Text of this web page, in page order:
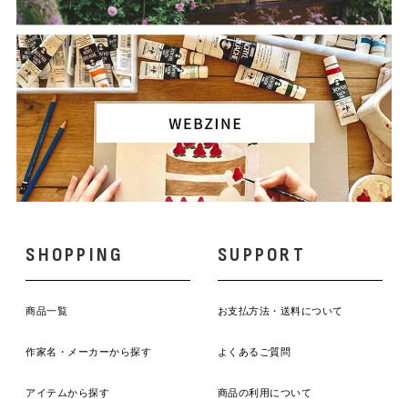
SHOPPING
商品一覧
作家名・メーカーから探す
アイテムから探す
SUPPORT
お支払方法・送料について
よくあるご質問
商品の利用について